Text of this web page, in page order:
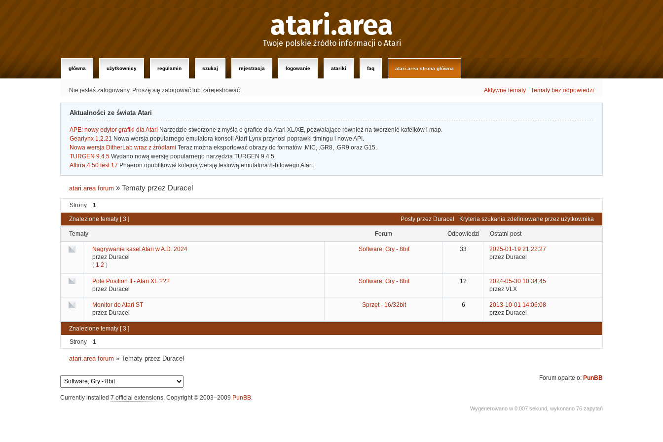
atari.area
Twoje polskie źródło informacji o Atari
główna użytkownicy regulamin szukaj rejestracja logowanie atariki faq atari.area strona główna
Nie jesteś zalogowany. Proszę się zalogować lub zarejestrować. Aktywne tematy Tematy bez odpowiedzi
Aktualności ze świata Atari
APE: nowy edytor grafiki dla Atari Narzędzie stworzone z myślą o grafice dla Atari XL/XE, pozwalające również na tworzenie kafelków i map.
Gearlynx 1.2.21 Nowa wersja popularnego emulatora konsoli Atari Lynx przynosi poprawki timingu i nowe API.
Nowa wersja DitherLab wraz z źródłami Teraz można eksportować obrazy do formatów .MIC, .GR8, .GR9 oraz G15.
TURGEN 9.4.5 Wydano nową wersję popularnego narzędzia TURGEN 9.4.5.
Altirra 4.50 test 17 Phaeron opublikował kolejną wersję testową emulatora 8-bitowego Atari.
atari.area forum »Tematy przez Duracel
Strony
1
Posty przez Duracel
Kryteria szukania zdefiniowane przez użytkownika
Znalezione tematy [ 3 ]
Tematy Forum odpowiedzi ostatni post
Nagrywanie kaset Atari w A.D. 2024
przez Duracel
( 1 2 )
Software, Gry - 8bit 33
2025-01-19 21:22:27
przez Duracel
Pole Position II - Atari XL ???
przez Duracel
Software, Gry - 8bit 12
2024-05-30 10:34:45
przez VLX
Monitor do Atari ST
przez Duracel
Sprzęt - 16/32bit 6
2013-10-01 14:06:08
przez Duracel
Znalezione tematy [ 3 ]
Strony
1
atari.area forum »Tematy przez Duracel
Forum oparte o: PunBB
Currently installed 7 official extensions. Copyright © 2003–2009 PunBB.
Wygenerowano w 0.007 sekund, wykonano 76 zapytań